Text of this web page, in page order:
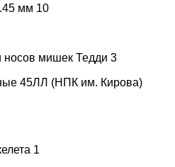
мм 10
мишек Тедди 3
45ЛЛ (НПК им. Кирова)
1